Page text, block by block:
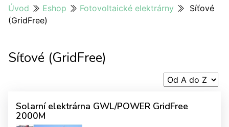
Úvod Eshop Fotovoltaické elektrárny
Síťové
(GridFree)
Síťové (GridFree)
Solarní elektrárna GWL/POWER GridFree
2000M